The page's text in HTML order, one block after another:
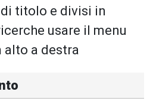
titolo e divisi in
usare il menu
a destra